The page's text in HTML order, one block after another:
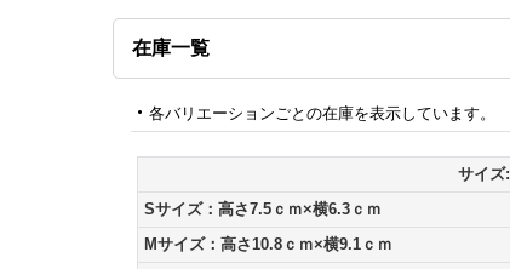
在庫一覧
各バリエーションごとの在庫を表示しています。
サイズ:
Sサイズ：高さ7.5ｃｍ×横6.3ｃｍ
Mサイズ：高さ10.8ｃｍ×横9.1ｃｍ